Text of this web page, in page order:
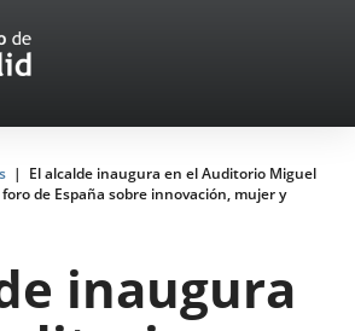
El alcalde inaugura en el Auditorio Miguel
foro de España sobre innovación, mujer y
inaugura